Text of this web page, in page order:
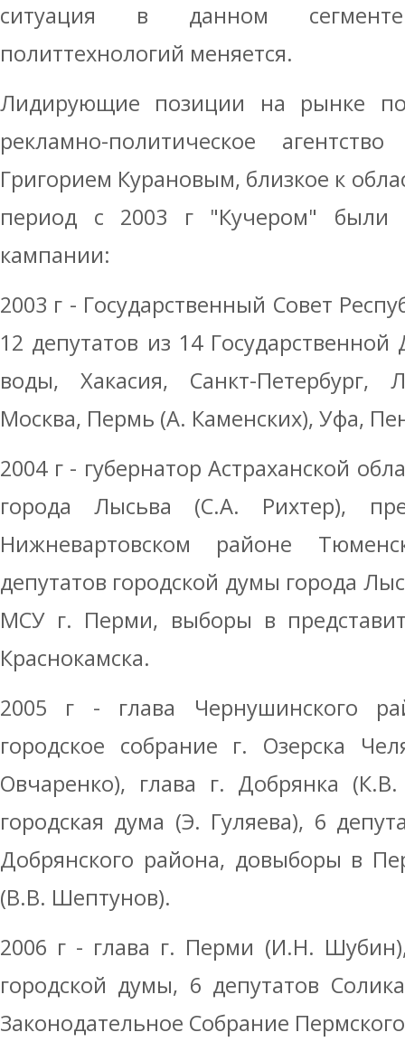
ситуация в данном
политтехнологий меняется.
Лидирующие позиции на рынке
рекламно-политическое
Григорием Курановым, близкое к
период с 2003 г "Кучером" были
кампании:
2003 г - Государственный Совет
12 депутатов из 14
воды, Хакасия, Санкт-Петербург,
Москва, Пермь (А. Каменских), Уфа,
2004 г - губернатор Астраханской
города Лысьва (С.А. Рихтер),
Нижневартовском районе
депутатов городской думы города
МСУ г. Перми, выборы в
Краснокамска.
2005 г - глава Чернушинского
городское собрание г. Озерска
Овчаренко), глава г. Добрянка
городская дума (Э. Гуляева), 6
Добрянского района, довыборы в
(В.В. Шептунов).
2006 г - глава г. Перми (И.Н.
городской думы, 6 депутатов
Законодательное Собрание